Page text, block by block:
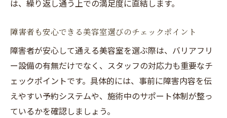
は、繰り返し通う上での満足度に直結します。
障害者も安心できる美容室選びのチェックポイント
障害者が安心して通える美容室を選ぶ際は、バリアフリ
ー設備の有無だけでなく、スタッフの対応力も重要なチ
ェックポイントです。具体的には、事前に障害内容を伝
えやすい予約システムや、施術中のサポート体制が整っ
ているかを確認しましょう。